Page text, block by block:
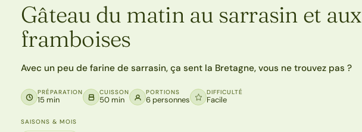
Gâteau du matin au sarrasin et aux
framboises
Avec un peu de farine de sarrasin, ça sent la Bretagne, vous ne trouvez pas ?
PRÉPARATION
15 min
CUISSON
50 min
PORTIONS
6 personnes
DIFFICULTÉ
Facile
SAISONS & MOIS